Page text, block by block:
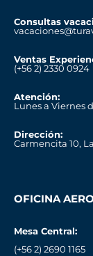
Consultas
Ventas
(+56 2) 2330 0924
Atención:
Lunes a Viernes
Dirección:
Carmencita 10,
OFICINA
Mesa Central:
(+56 2) 2690 1165